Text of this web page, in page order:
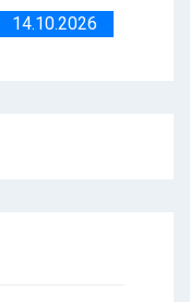
14.10.2026